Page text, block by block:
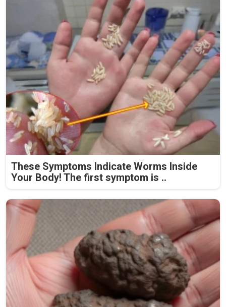
These Symptoms Indicate Worms Inside
Your Body! The first symptom is ..